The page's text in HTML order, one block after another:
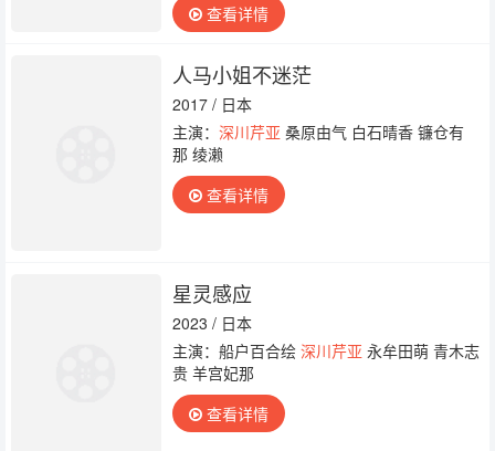
查看详情
人马小姐不迷茫
2017 / 日本
主演： 深川芹亚 桑原由气 白石晴香 镰仓有
那 绫濑
查看详情
星灵感应
2023 / 日本
主演：船户百合绘 深川芹亚 永牟田萌 青木志
贵 羊宫妃那
查看详情